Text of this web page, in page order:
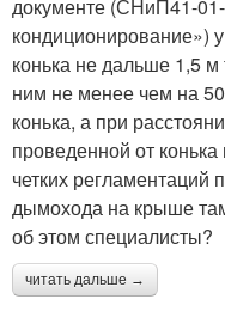
документе (СНиП41-
кондиционирование»)
конька не дальше 1,5
ним не менее чем на
конька, а при
проведенной от конька
четких регламентаций
дымохода на крыше
об этом специалисты?
читать дальше →